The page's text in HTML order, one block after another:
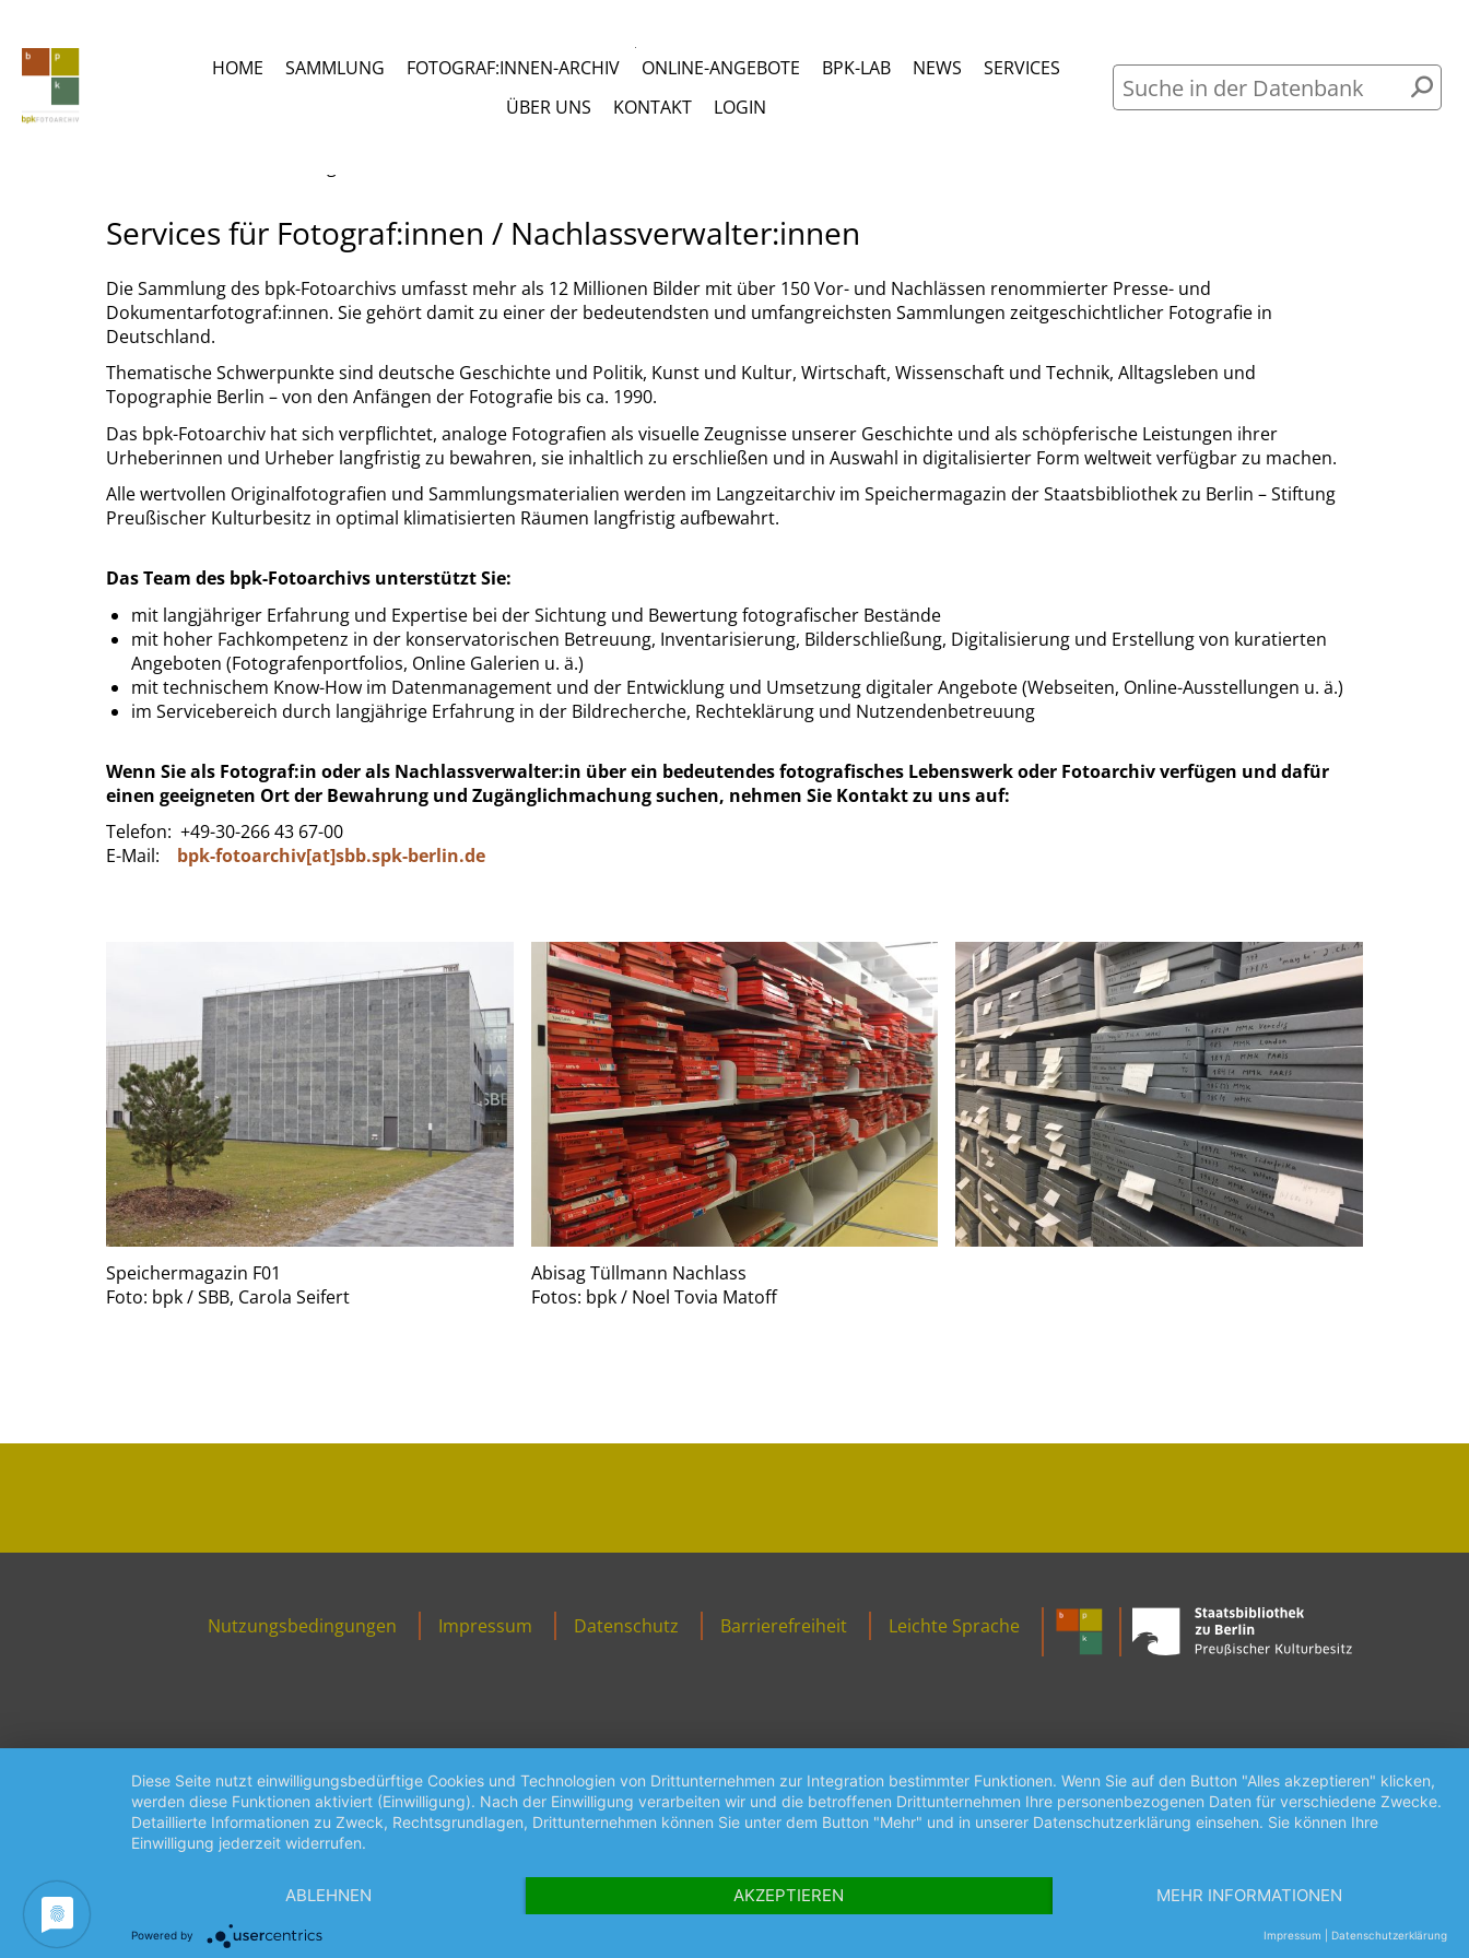
Inhalt
Suche
in
HOME SAMMLUNG FOTOGRAF:INNEN-ARCHIV ONLINE-ANGEBOTE BPK-LAB NEWS
SERVICES
ÜBER UNS
KONTAKT LOGIN
Fotograf:innen
Nachlassverwalter:innen
Services für Fotograf:innen / Nachlassverwalter:innen
Die Sammlung des bpk-Fotoarchivs umfasst mehr als 12 Millionen Bilder mit über 150 Vor- und Nachlässen renommierter Presse- und
Dokumentarfotograf:innen. Sie gehört damit zu einer der bedeutendsten und umfangreichsten Sammlungen zeitgeschichtlicher Fotografie in
Deutschland.
Thematische Schwerpunkte sind deutsche Geschichte und Politik, Kunst und Kultur, Wirtschaft, Wissenschaft und Technik, Alltagsleben und
Topographie Berlin – von den Anfängen der Fotografie bis ca. 1990.
Das bpk-Fotoarchiv hat sich verpflichtet, analoge Fotografien als visuelle Zeugnisse unserer Geschichte und als schöpferische Leistungen ihrer
Urheberinnen und Urheber langfristig zu bewahren, sie inhaltlich zu erschließen und in Auswahl in digitalisierter Form weltweit verfügbar zu machen.
Alle wertvollen Originalfotografien und Sammlungsmaterialien werden im Langzeitarchiv im Speichermagazin der Staatsbibliothek zu Berlin – Stiftung
Preußischer Kulturbesitz in optimal klimatisierten Räumen langfristig aufbewahrt.
Das Team des bpk-Fotoarchivs unterstützt Sie:
mit langjähriger Erfahrung und Expertise bei der Sichtung und Bewertung fotografischer Bestände
mit hoher Fachkompetenz in der konservatorischen Betreuung, Inventarisierung, Bilderschließung, Digitalisierung und Erstellung von kuratierten
Angeboten (Fotografenportfolios, Online Galerien u. ä.)
mit technischem Know-How im Datenmanagement und der Entwicklung und Umsetzung digitaler Angebote (Webseiten, Online-Ausstellungen u. ä.)
im Servicebereich durch langjährige Erfahrung in der Bildrecherche, Rechteklärung und Nutzendenbetreuung
Wenn Sie als Fotograf:in oder als Nachlassverwalter:in über ein bedeutendes fotografisches Lebenswerk oder Fotoarchiv verfügen und dafür
einen geeigneten Ort der Bewahrung und Zugänglichmachung suchen, nehmen Sie Kontakt zu uns auf:
Telefon: +49-30-266 43 67-00
E-Mail: bpk-fotoarchiv[at]sbb.spk-berlin.de
Speichermagazin F01
Foto: bpk / SBB, Carola Seifert
Abisag Tüllmann Nachlass
Fotos: bpk / Noel Tovia Matoff
Nutzungsbedingungen Impressum Datenschutz Barrierefreiheit Leichte Sprache
Diese Seite nutzt einwilligungsbedürftige Cookies und Technologien von Drittunternehmen zur Integration bestimmter Funktionen. Wenn Sie auf den Button "Alles akzeptieren" klicken,
werden diese Funktionen aktiviert (Einwilligung). Nach der Einwilligung verarbeiten wir und die betroffenen Drittunternehmen Ihre personenbezogenen Daten für verschiedene Zwecke.
Detaillierte Informationen zu Zweck, Rechtsgrundlagen, Drittunternehmen können Sie unter dem Button "Mehr" und in unserer Datenschutzerklärung einsehen. Sie können Ihre
Einwilligung jederzeit widerrufen.
ABLEHNEN AKZEPTIEREN MEHR INFORMATIONEN
Powered by Impressum Datenschutzerklärung